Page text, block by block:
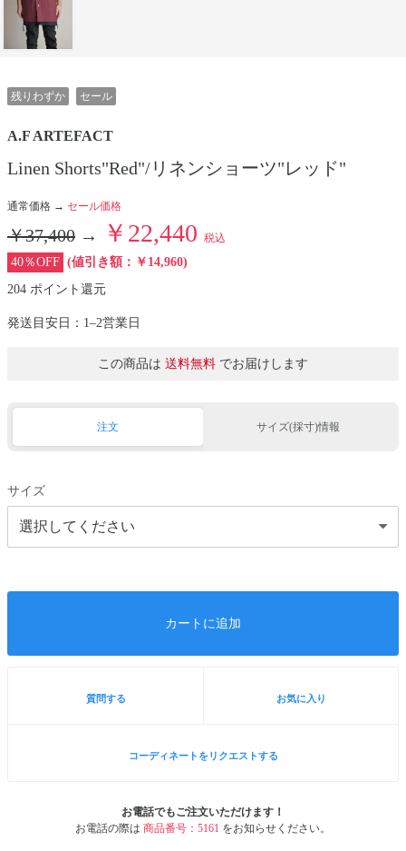
残りわずか セール
A.F ARTEFACT
Linen Shorts"Red"/リネンショーツ"レッド"
通常価格 → セール価格
￥37,400 → ￥22,440 税込
40％OFF (値引き額：￥14,960)
204 ポイント還元
発送目安日：1–2営業日
この商品は 送料無料 でお届けします
注文 サイズ(採寸)情報
サイズ
カートに追加
質問する お気に入り
コーディネートをリクエストする
お電話でもご注文いただけます！
お電話の際は 商品番号：5161 をお知らせください。